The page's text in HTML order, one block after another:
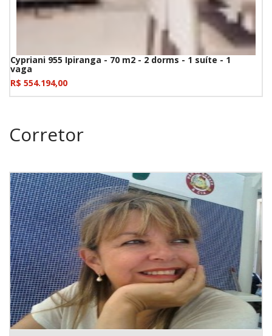
Cypriani 955 Ipiranga - 70 m2 - 2 dorms - 1 suíte - 1
vaga
R$ 554.194,00
Corretor